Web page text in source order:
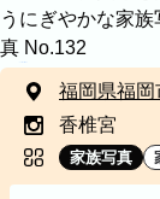
出張エ
下記よ
だけます
そのほ
リア一
香椎宮で姉妹
出張エリア
福岡県福岡
撮影エリア
香椎宮
カテゴリ
家族写真